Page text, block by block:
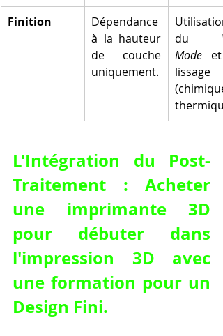
Finition
Dépendance
à la hauteur
de couche
uniquement.
Utilisation
du
Mode et
lissage
L'Intégration du Post-
Traitement : Acheter
une imprimante 3D
pour débuter dans
l'impression 3D avec
une formation pour un
Design Fini.